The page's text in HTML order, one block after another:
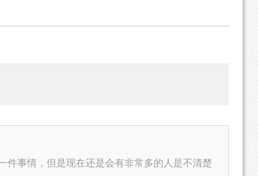
件事情，但是现在还是会有非常多的人是不清楚